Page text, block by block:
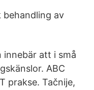
behandling av
innebär att i små
ABC
prakse. Tačnije,